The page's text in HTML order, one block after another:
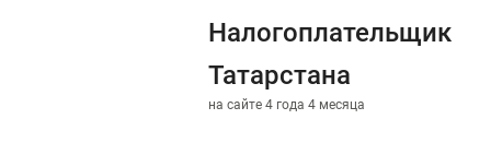
Налогоплательщик
Татарстана
на сайте 4 года 4 месяца